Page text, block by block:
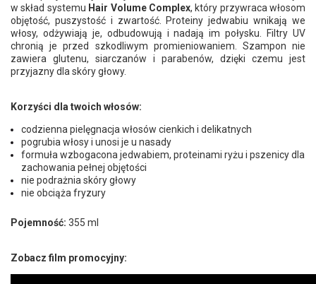
w skład systemu Hair Volume Complex, który przywraca włosom
objętość, puszystość i zwartość. Proteiny jedwabiu wnikają we
włosy, odżywiają je, odbudowują i nadają im połysku. Filtry UV
chronią je przed szkodliwym promieniowaniem. Szampon nie
zawiera glutenu, siarczanów i parabenów, dzięki czemu jest
przyjazny dla skóry głowy.
Korzyści dla twoich włosów:
codzienna pielęgnacja włosów cienkich i delikatnych
pogrubia włosy i unosi je u nasady
formuła wzbogacona jedwabiem, proteinami ryżu i pszenicy dla
zachowania pełnej objętości
nie podrażnia skóry głowy
nie obciąża fryzury
Pojemność: 355 ml
Zobacz film promocyjny: